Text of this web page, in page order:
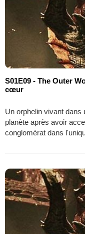
S01E09 - The Outer
cœur
Un orphelin vivant dans
planète après avoir
conglomérat dans